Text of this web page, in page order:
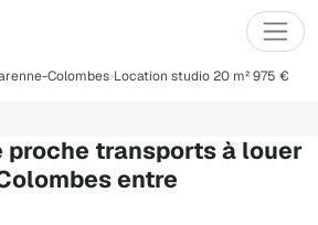
Colombes Location studio 20 m² 975 €
proche transports à louer
entre